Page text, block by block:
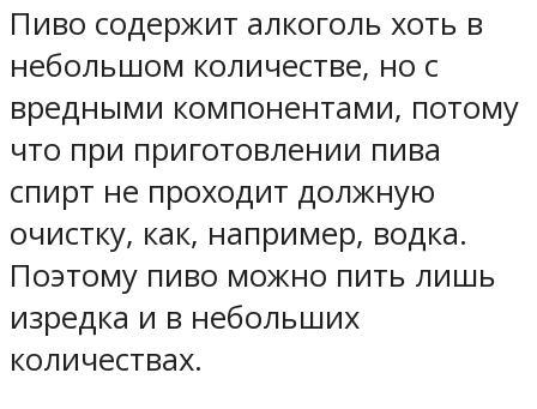
Пиво содержит алкоголь хоть в
небольшом количестве, но с
вредными компонентами, потому
что при приготовлении пива
спирт не проходит должную
очистку, как, например, водка.
Поэтому пиво можно пить лишь
изредка и в небольших
количествах.